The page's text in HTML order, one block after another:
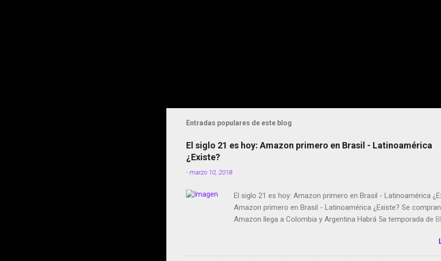
Entradas populares de este blog
El siglo 21 es hoy: Amazon primero en Brasil - Latinoamérica
¿Existe?
-marzo 10, 2018
El siglo 21 es hoy: Amazon primero en Brasil - Latinoamérica
Amazon primero en Brasil - Latinoamérica ¿Existe? Se
Amazon llega a Colombia y Argentina Habrá 5a temporada de
copyright en Instagram Música y vídeo selfies en la red social
Scott saca a Kevin Spacey de su película Francisco regaña a